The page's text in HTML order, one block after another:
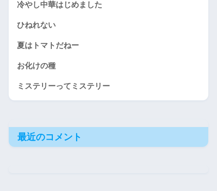
冷やし中華はじめました
ひねれない
夏はトマトだねー
お化けの種
ミステリーってミステリー
最近のコメント